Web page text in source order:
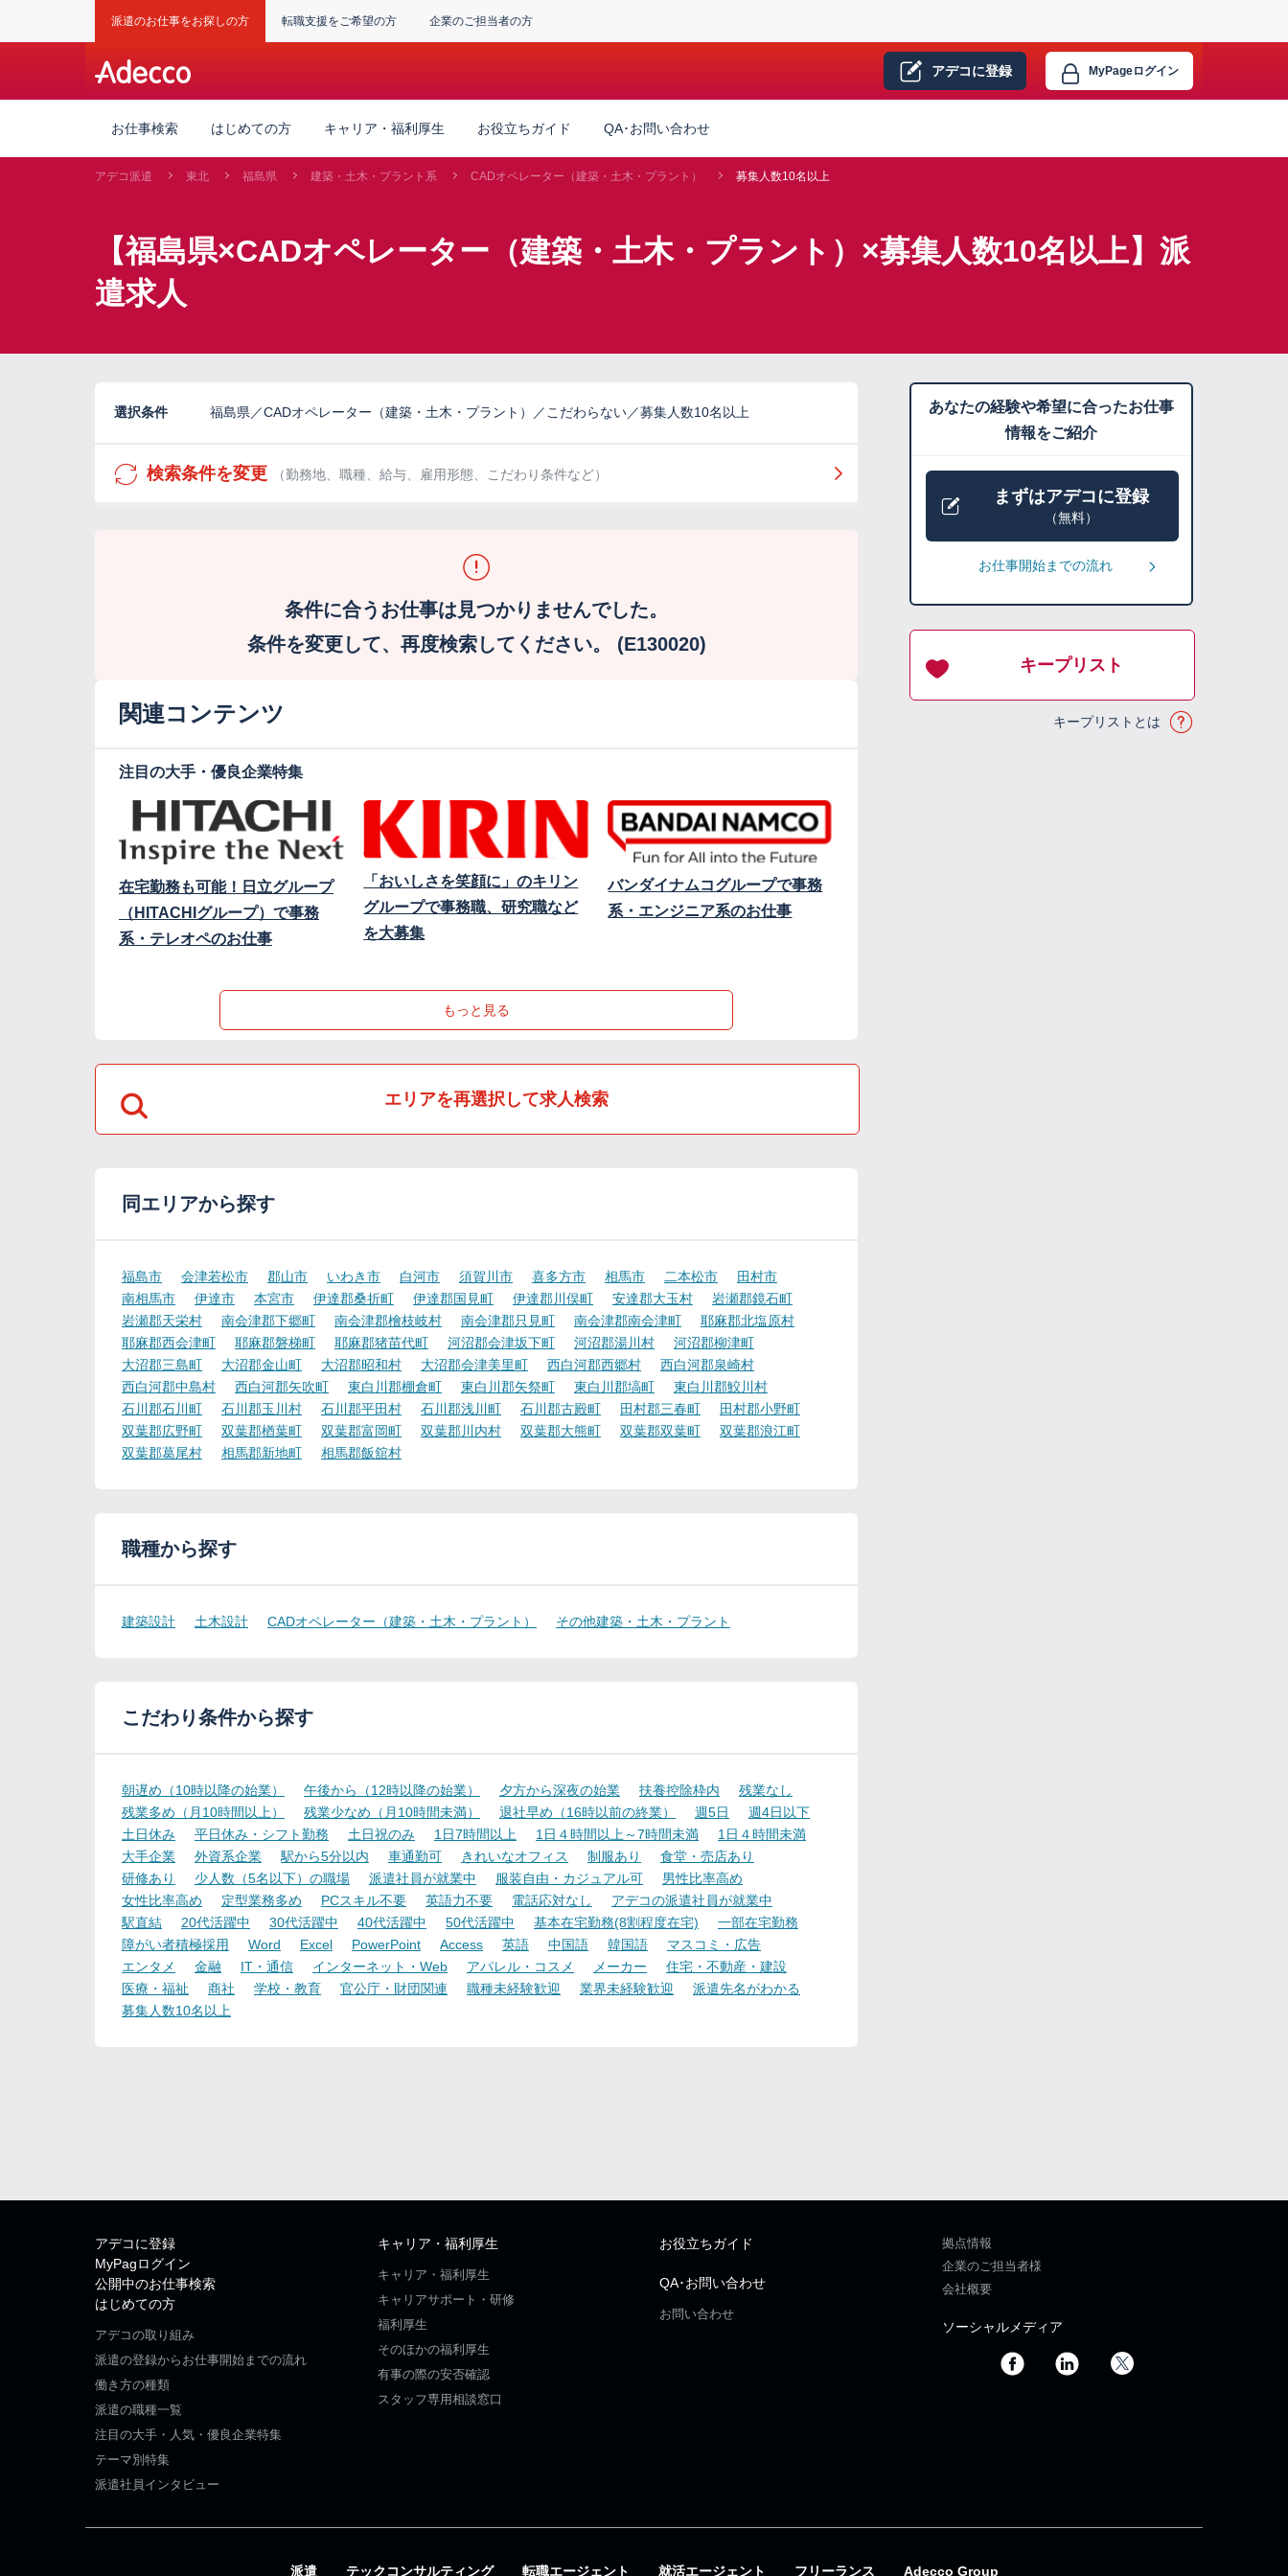
派遣のお仕事をお探しの方 転職支援をご希望の方 企業のご担当者の方
アデコに登録 MyPageログイン
お仕事検索 はじめての方 キャリア・福利厚生 お役立ちガイド QA･お問い合わせ
アデコ派遣 東北 福島県 建築・土木・プラント系 CADオペレーター（建築・土木・プラント） 募集人数10名以上
【福島県×CADオペレーター（建築・土木・プラント）×募集人数10名以上】派
遣求人
選択条件 福島県／CADオペレーター（建築・土木・プラント）／こだわらない／募集人数10名以上
検索条件を変更 （勤務地、職種、給与、雇用形態、こだわり条件など）
条件に合うお仕事は見つかりませんでした。
条件を変更して、再度検索してください。 (E130020)
関連コンテンツ
注目の大手・優良企業特集
在宅勤務も可能！日立グループ
（HITACHIグループ）で事務
系・テレオペのお仕事
「おいしさを笑顔に」のキリン
グループで事務職、研究職など
を大募集
バンダイナムコグループで事務
系・エンジニア系のお仕事
もっと見る
エリアを再選択して求人検索
同エリアから探す
福島市 会津若松市 郡山市 いわき市 白河市 須賀川市 喜多方市 相馬市 二本松市
田村市
南相馬市
伊達市 本宮市 伊達郡桑折町 伊達郡国見町 伊達郡川俣町 安達郡大玉村
岩瀬郡鏡石町
岩瀬郡天栄村
南会津郡下郷町 南会津郡檜枝岐村 南会津郡只見町 南会津郡南会津町
耶麻郡北塩原村
耶麻郡西会津町
耶麻郡磐梯町 耶麻郡猪苗代町 河沼郡会津坂下町 河沼郡湯川村
河沼郡柳津町
大沼郡三島町
大沼郡金山町 大沼郡昭和村 大沼郡会津美里町 西白河郡西郷村
西白河郡泉崎村
西白河郡中島村
西白河郡矢吹町 東白川郡棚倉町 東白川郡矢祭町 東白川郡塙町
東白川郡鮫川村
石川郡石川町
石川郡玉川村 石川郡平田村 石川郡浅川町 石川郡古殿町 田村郡三春町
田村郡小野町
双葉郡広野町
双葉郡楢葉町 双葉郡富岡町 双葉郡川内村 双葉郡大熊町 双葉郡双葉町
双葉郡浪江町
双葉郡葛尾村
相馬郡新地町 相馬郡飯舘村
職種から探す
建築設計 土木設計 CADオペレーター（建築・土木・プラント） その他建築・土木・プラント
こだわり条件から探す
朝遅め（10時以降の始業） 午後から（12時以降の始業） 夕方から深夜の始業 扶養控除枠内
残業なし
残業多め（月10時間以上）
残業少なめ（月10時間未満） 退社早め（16時以前の終業） 週5日
週4日以下
土日休み
平日休み・シフト勤務 土日祝のみ 1日7時間以上 1日４時間以上～7時間未満
1日４時間未満
大手企業
外資系企業 駅から5分以内 車通勤可 きれいなオフィス 制服あり
食堂・売店あり
研修あり
少人数（5名以下）の職場 派遣社員が就業中 服装自由・カジュアル可
男性比率高め
女性比率高め
定型業務多め PCスキル不要 英語力不要 電話応対なし
アデコの派遣社員が就業中
駅直結
20代活躍中 30代活躍中 40代活躍中 50代活躍中 基本在宅勤務(8割程度在宅)
一部在宅勤務
障がい者積極採用
Word Excel PowerPoint Access 英語 中国語 韓国語
マスコミ・広告
エンタメ
金融 IT・通信 インターネット・Web アパレル・コスメ メーカー
住宅・不動産・建設
医療・福祉
商社 学校・教育 官公庁・財団関連 職種未経験歓迎 業界未経験歓迎
派遣先名がわかる
募集人数10名以上
あなたの経験や希望に合ったお仕事
情報をご紹介
まずはアデコに登録
（無料）
お仕事開始までの流れ
キープリスト
キープリストとは
アデコに登録
MyPagログイン
公開中のお仕事検索
はじめての方
アデコの取り組み
派遣の登録からお仕事開始までの流れ
働き方の種類
派遣の職種一覧
注目の大手・人気・優良企業特集
テーマ別特集
派遣社員インタビュー
キャリア・福利厚生
キャリア・福利厚生
キャリアサポート・研修
福利厚生
そのほかの福利厚生
有事の際の安否確認
スタッフ専用相談窓口
お役立ちガイド
QA･お問い合わせ
お問い合わせ
拠点情報
企業のご担当者様
会社概要
ソーシャルメディア
派遣 テックコンサルティング 転職エージェント 就活エージェント フリーランス Adecco Group